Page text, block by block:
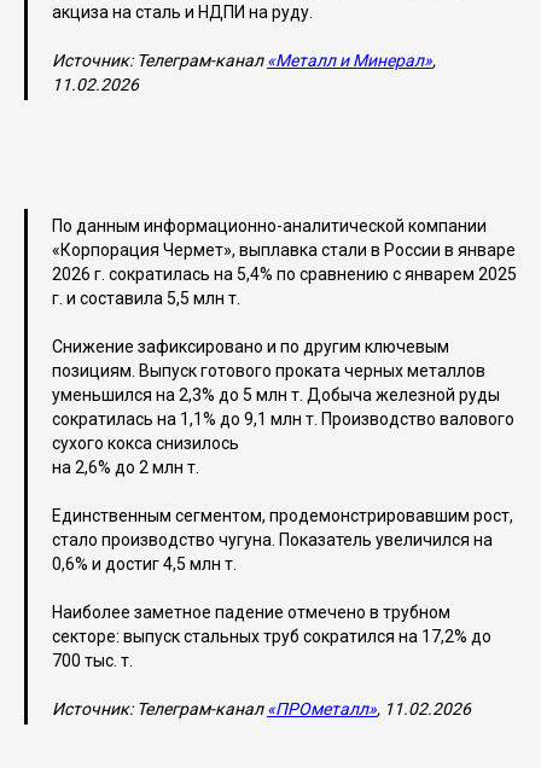
акциза на сталь и НДПИ на руду.
Источник: Телеграм-канал«Металл и Минерал»,
11.02.2026
По данным информационно-аналитической компании
«Корпорация Чермет», выплавка стали в России в январе
2026 г. сократилась на 5,4% по сравнению с январем 2025
г. и составила 5,5 млн т.
Снижение зафиксировано и по другим ключевым
позициям. Выпуск готового проката черных металлов
уменьшился на 2,3% до 5 млн т. Добыча железной руды
сократилась на 1,1% до 9,1 млн т. Производство валового
сухого кокса снизилось
на 2,6% до 2 млн т.
Единственным сегментом, продемонстрировавшим рост,
стало производство чугуна. Показатель увеличился на
0,6% и достиг 4,5 млн т.
Наиболее заметное падение отмечено в трубном
секторе: выпуск стальных труб сократился на 17,2% до
700 тыс. т.
Источник: Телеграм-канал«ПРОметалл», 11.02.2026